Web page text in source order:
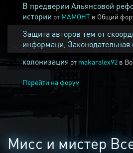
В предверии Альянсовой
истории от MAMOHT в Общий
Защита авторов тем от
информаци, Законодательная
колонизация от makaralex92 в
Перейти на форум
Мисс и мистер